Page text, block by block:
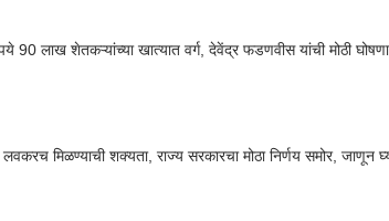
90 लाख शेतकऱ्यांच्या खात्यात वर्ग, देवेंद्र फडणवीस यांची मोठी घोषणा
लवकरच मिळण्याची शक्यता, राज्य सरकारचा मोठा निर्णय समोर, जाणून